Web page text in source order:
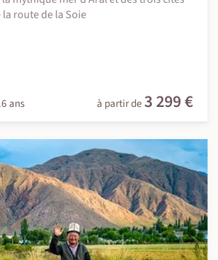
route de la Soie
ans
à partir de 3 299 €